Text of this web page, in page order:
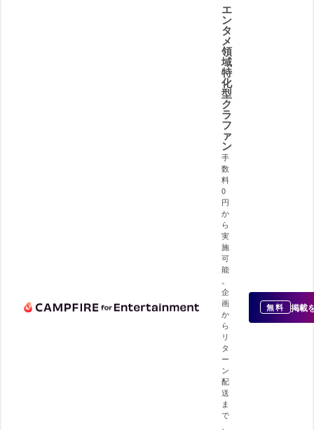
エ
ン
タ
メ
領
域
特
化
型
ク
ラ
フ
ァ
ン
手
数
料
0
円
か
ら
実
施
可
能
企
画
か
ら
リ
タ
ー
ン
配
送
ま
で
無料 掲載